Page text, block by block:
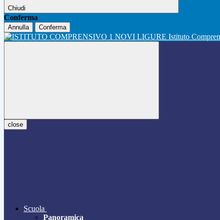
Chiudi
Conferma
Annulla Conferma
Istituto
close
Scuola
Panoramica